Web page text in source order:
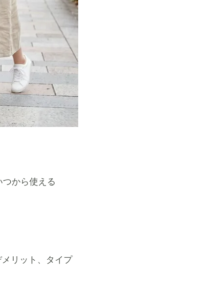
つから使える
リット、タイプ